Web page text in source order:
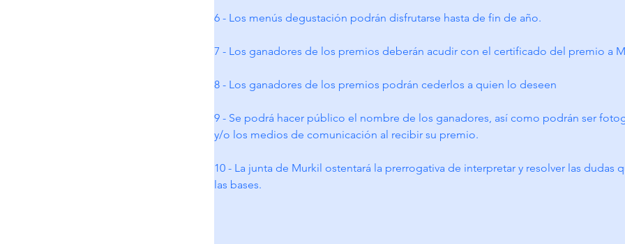
6 - Los menús degustación podrán disfrutarse hasta de fin de año.
7 - Los ganadores de los premios deberán acudir con el certificado del premio a
8 - Los ganadores de los premios podrán cederlos a quien lo deseen
9 - Se podrá hacer público el nombre de los ganadores, así como podrán ser
y/o los medios de comunicación al recibir su premio.
10 - La junta de Murkil ostentará la prerrogativa de interpretar y resolver las dudas
las bases.